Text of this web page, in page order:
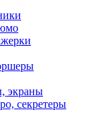
экраны
секретеры